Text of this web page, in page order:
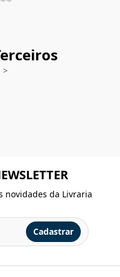
>
novidades da Livraria
Cadastrar